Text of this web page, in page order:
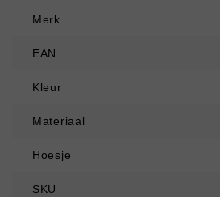
Merk
EAN
Kleur
Materiaal
Hoesje
SKU